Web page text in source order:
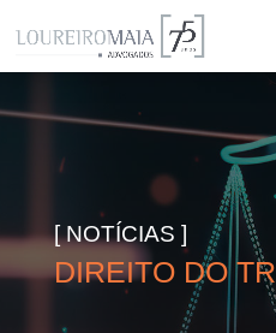
[ NOTÍCIAS ]
DIREITO DO